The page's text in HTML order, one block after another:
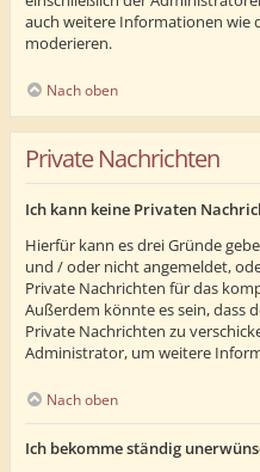
auch weitere Informationen wie
moderieren.
Nach oben
Private Nachrichten
Ich kann keine Privaten
Hierfür kann es drei Gründe
und / oder nicht angemeldet,
Private Nachrichten für das
Außerdem könnte es sein, dass
Private Nachrichten zu
Administrator, um weitere
Nach oben
Ich bekomme ständig